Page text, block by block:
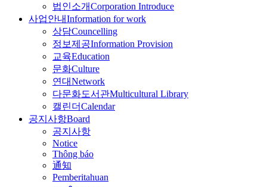
법인소개Corporation Introduce
사업안내Information for work
상담Councelling
정보제공Information Provision
교육Education
문화Culture
연대Network
다문화도서관Multicultural Library
캘린더Calendar
공지사항Board
공지사항
Notice
Thông báo
通知
Pemberitahuan